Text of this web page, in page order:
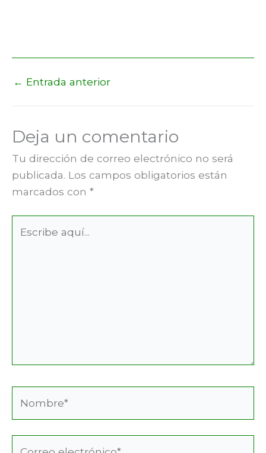
← Entrada anterior
Deja un comentario
Tu dirección de correo electrónico no será
publicada. Los campos obligatorios están
marcados con *
aquí...